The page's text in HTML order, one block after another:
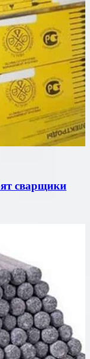
сварщики